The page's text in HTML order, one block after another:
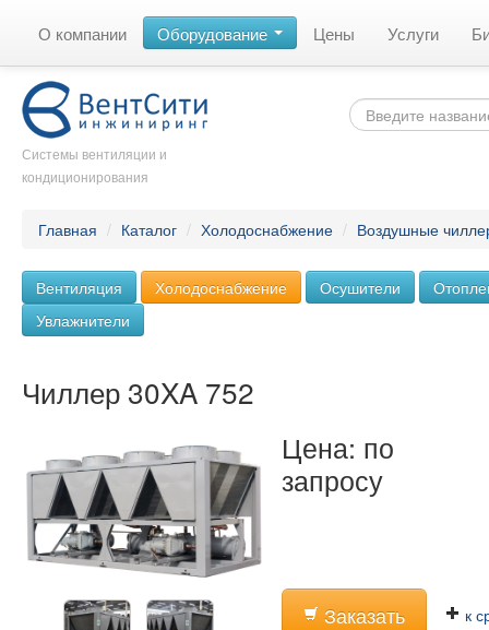
О компании Оборудование Цены Услуги
Системы вентиляции и
кондиционирования
Главная / Каталог / Холодоснабжение / Воздушные
Вентиляция Холодоснабжение Осушители
Увлажнители
Чиллер 30XA 752
Цена: по
запросу
Заказать к